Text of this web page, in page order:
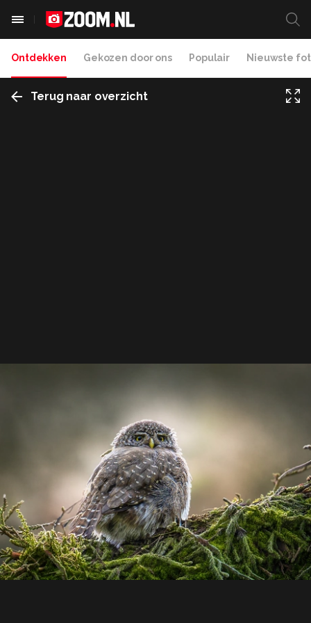
Ontdekken Gekozen door ons Populair Nieuwste
Terug naar overzicht